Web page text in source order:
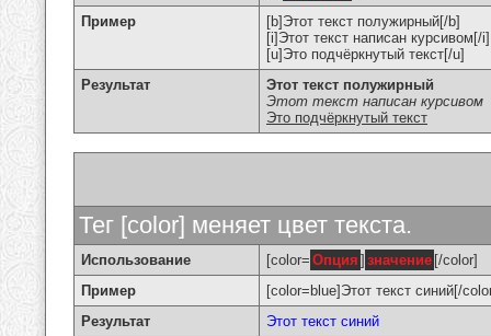
Пример
[b]Этот текст полужирный[/b]
[i]Этот текст написан курсивом[/i]
[u]Это подчёркнутый текст[/u]
Результат
Этот текст полужирный
Этот текст написан курсивом
Это подчёркнутый текст
Тег [color] меняет цвет текста.
Использование [color= Опция ] значение [/color]
Пример
[color=blue]Этот текст синий[/
Результат
Этот текст синий